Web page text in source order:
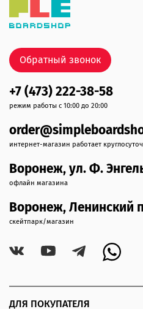
ДЛЯ ПОКУПАТЕЛЯ
+7 (473) 222-38-58
режим работы с 10:00 до 20:00
интернет-магазин работает
Воронеж, ул. Ф.
офлайн магазина
Воронеж, Ленинский
скейтпарк/магазин
Обратный звонок